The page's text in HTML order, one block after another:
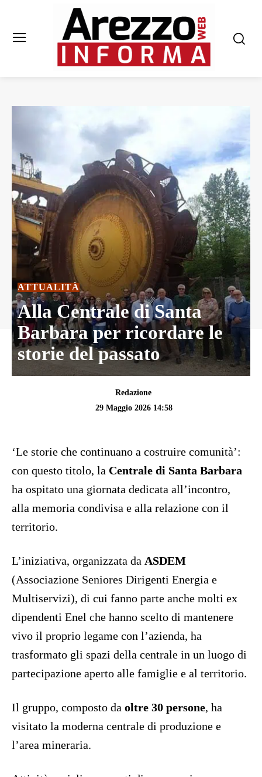
ATTUALITÀ
Alla Centrale di Santa
Barbara per ricordare le
storie del passato
Redazione
29 Maggio 2026 14:58
‘Le storie che continuano a costruire comunità’:
con questo titolo, la Centrale di Santa Barbara
ha ospitato una giornata dedicata all’incontro,
alla memoria condivisa e alla relazione con il
territorio.
L’iniziativa, organizzata da ASDEM
(Associazione Seniores Dirigenti Energia e
Multiservizi), di cui fanno parte anche molti ex
dipendenti Enel che hanno scelto di mantenere
vivo il proprio legame con l’azienda, ha
trasformato gli spazi della centrale in un luogo di
partecipazione aperto alle famiglie e al territorio.
Il gruppo, composto da oltre 30 persone, ha
visitato la moderna centrale di produzione e
l’area mineraria.